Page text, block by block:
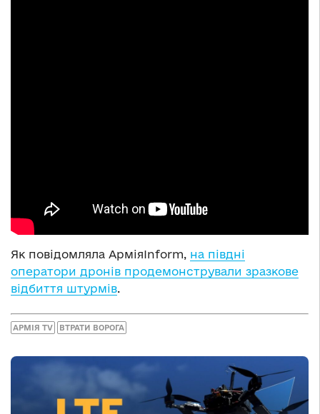
Як повідомляла АрміяInform, на півдні
оператори дронів продемонстрували зразкове
відбиття штурмів.
АРМІЯ TV ВТРАТИ ВОРОГА